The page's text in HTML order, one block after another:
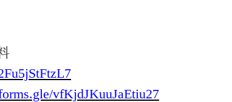
vfKjdJKuuJaEtiu27